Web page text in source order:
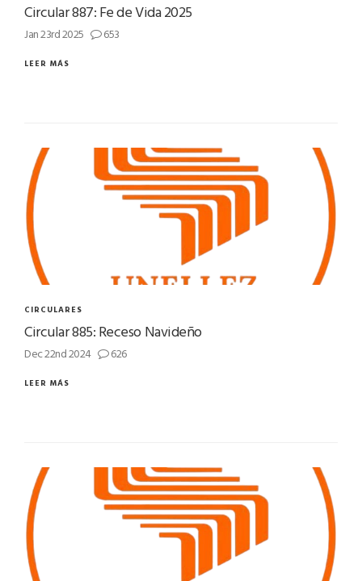
Circular 887: Fe de Vida 2025
Jan 23rd 2025 653
LEER MÁS
CIRCULARES
Circular 885: Receso Navideño
Dec 22nd 2024 626
LEER MÁS